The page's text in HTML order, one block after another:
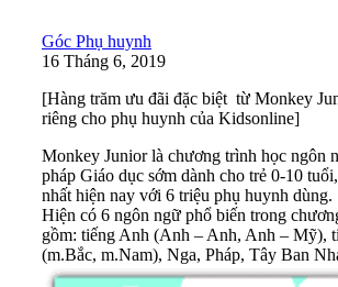
Góc Phụ huynh
16 Tháng 6, 2019
[Hàng trăm ưu đãi đặc biệt từ Monkey
riêng cho phụ huynh của Kidsonline]
Monkey Junior là chương trình học ngôn
pháp Giáo dục sớm dành cho trẻ 0-10
nhất hiện nay với 6 triệu phụ huynh dùng.
Hiện có 6 ngôn ngữ phổ biến trong
gồm: tiếng Anh (Anh – Anh, Anh – Mỹ),
(m.Bắc, m.Nam), Nga, Pháp, Tây Ban